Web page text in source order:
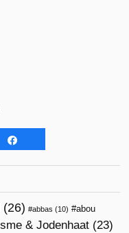
(26) abbas (10)
abou
& Jodenhaat (23)